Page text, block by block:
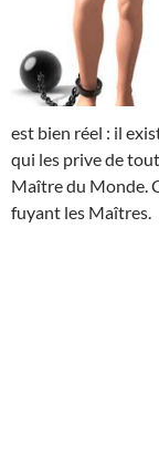
est bien réel : il
qui les prive de
Maître du Monde.
fuyant les Maîtres.